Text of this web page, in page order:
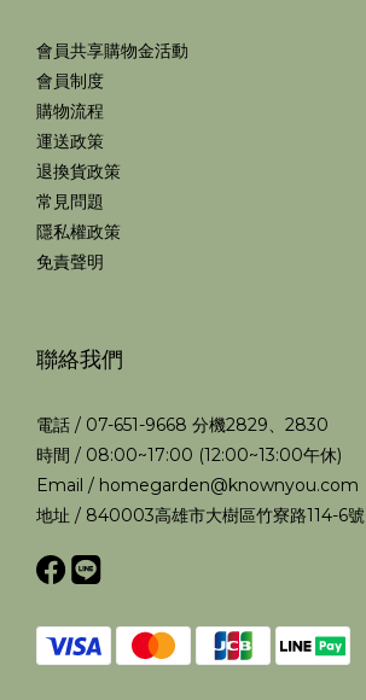
會員共享購物金活動
會員制度
購物流程
運送政策
退換貨政策
常見問題
隱私權政策
免責聲明
聯絡我們
電話 / 07-651-9668 分機2829、2830
時間 / 08:00~17:00 (12:00~13:00午休)
Email / homegarden@knownyou.com
地址 / 840003高雄市大樹區竹寮路114-6號